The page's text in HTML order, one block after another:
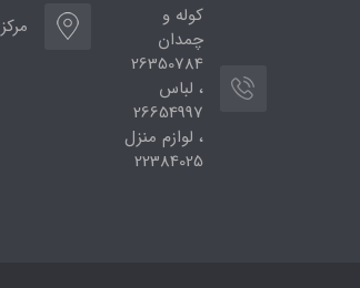
کوله و
چمدان
26350784
، لباس
26654997
، لوازم منزل
22384025